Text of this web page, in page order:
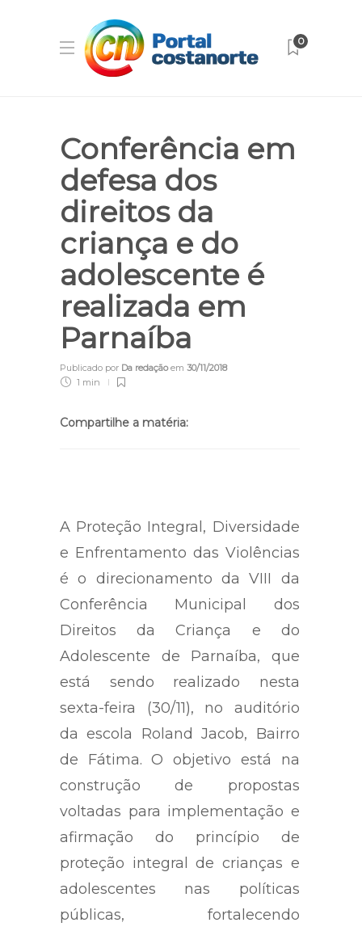
0
Conferência em
defesa dos
direitos da
criança e do
adolescente é
realizada em
Parnaíba
Publicado por Da redaçãoem 30/11/2018
1 min
Compartilhe a matéria:
A Proteção Integral, Diversidade
e Enfrentamento das Violências
é o direcionamento da VIII da
Conferência Municipal dos
Direitos da Criança e do
Adolescente de Parnaíba, que
está sendo realizado nesta
sexta-feira (30/11), no auditório
da escola Roland Jacob, Bairro
de Fátima. O objetivo está na
construção de propostas
voltadas para implementação e
afirmação do princípio de
proteção integral de crianças e
adolescentes nas políticas
públicas, fortalecendo